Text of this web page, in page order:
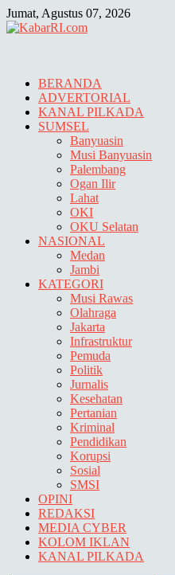
Skip
to
Jumat, Agustus 07, 2026
BERANDA
ADVERTORIAL
KANAL PILKADA
SUMSEL
Banyuasin
Musi Banyuasin
Palembang
Ogan Ilir
Lahat
OKI
OKU Selatan
NASIONAL
Medan
Jambi
KATEGORI
Musi Rawas
Olahraga
Jakarta
Infrastruktur
Pemuda
Politik
Jurnalis
Kesehatan
Pertanian
Kriminal
Pendidikan
Korupsi
Sosial
SMSI
OPINI
REDAKSI
MEDIA CYBER
KOLOM IKLAN
KANAL PILKADA